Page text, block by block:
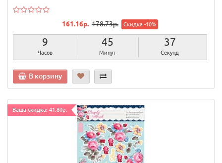
161.16р. 178.73р. Скидка -10%
9
Часов
45
Минут
36
Секунд
В корзину
Ваша скидка: 41.80р.